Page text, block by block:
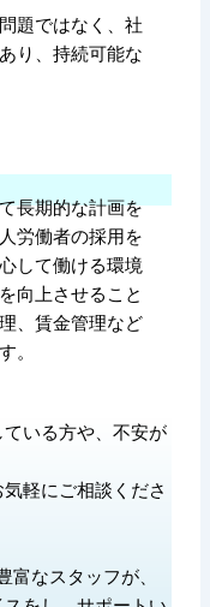
題ではなく、社
り、持続可能な
長期的な計画を
労働者の採用を
して働ける環境
向上させること
、賃金管理など
。
いる方や、不安が
軽にご相談くださ
なスタッフが、